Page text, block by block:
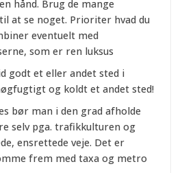
hånd. Brug de mange
at se noget. Prioriter hvad du
eventuelt med
som er ren luksus
godt et eller andet sted i
og koldt et andet sted!
bør man i den grad afholde
selv pga. trafikkulturen og
ensrettede veje. Det er
frem med taxa og metro